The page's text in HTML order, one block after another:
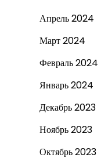
Апрель 2024
Март 2024
Февраль 2024
Январь 2024
Декабрь 2023
Ноябрь 2023
Октябрь 2023